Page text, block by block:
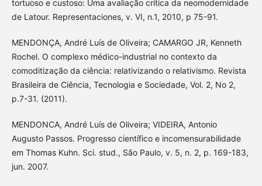
tortuoso e custoso: Uma avaliação crítica da neomodernidade
de Latour. Representaciones, v. VI, n.1, 2010, p 75-91.
MENDONÇA, André Luís de Oliveira; CAMARGO JR, Kenneth
Rochel. O complexo médico-industrial no contexto da
comoditização da ciência: relativizando o relativismo. Revista
Brasileira de Ciência, Tecnologia e Sociedade, Vol. 2, No 2,
p.7-31. (2011).
MENDONCA, André Luís de Oliveira; VIDEIRA, Antonio
Augusto Passos. Progresso científico e incomensurabilidade
em Thomas Kuhn. Sci. stud., São Paulo, v. 5, n. 2, p. 169-183,
jun. 2007.